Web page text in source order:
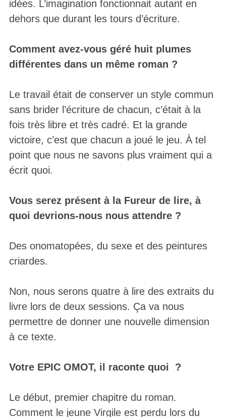
idées. L’imagination fonctionnait autant en
dehors que durant les tours d’écriture.
Comment avez-vous géré huit plumes
différentes dans un même roman ?
Le travail était de conserver un style commun
sans brider l’écriture de chacun, c’était à la
fois très libre et très cadré. Et la grande
victoire, c’est que chacun a joué le jeu. À tel
point que nous ne savons plus vraiment qui a
écrit quoi.
Vous serez présent à la Fureur de lire, à
quoi devrions-nous nous attendre ?
Des onomatopées, du sexe et des peintures
criardes.
Non, nous serons quatre à lire des extraits du
livre lors de deux sessions. Ça va nous
permettre de donner une nouvelle dimension
à ce texte.
Votre EPIC OMOT, il raconte quoi ?
Le début, premier chapitre du roman.
Comment le jeune Virgile est perdu lors du